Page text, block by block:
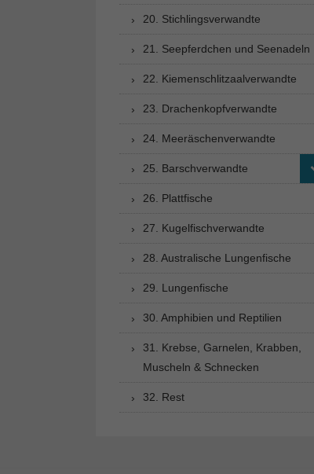
20. Stichlingsverwandte
21. Seepferdchen und Seenadeln
22. Kiemenschlitzaalverwandte
23. Drachenkopfverwandte
24. Meeräschenverwandte
25. Barschverwandte
26. Plattfische
27. Kugelfischverwandte
28. Australische Lungenfische
29. Lungenfische
30. Amphibien und Reptilien
31. Krebse, Garnelen, Krabben,
Muscheln & Schnecken
32. Rest